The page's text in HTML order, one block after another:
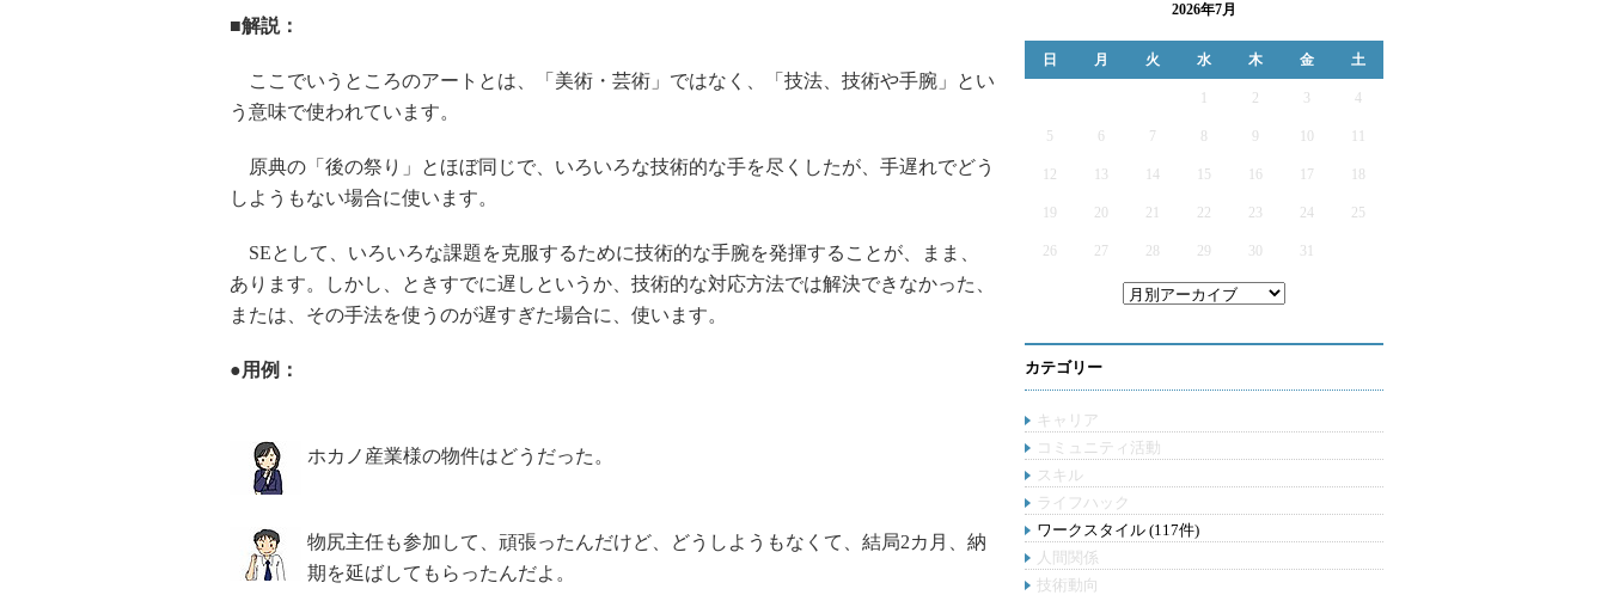
■解説：
ここでいうところのアートとは、「美術・芸術」ではなく、「技法、技術や手腕」とい
う意味で使われています。
原典の「後の祭り」とほぼ同じで、いろいろな技術的な手を尽くしたが、手遅れでどう
しようもない場合に使います。
SEとして、いろいろな課題を克服するために技術的な手腕を発揮することが、まま、
あります。しかし、ときすでに遅しというか、技術的な対応方法では解決できなかった、
または、その手法を使うのが遅すぎた場合に、使います。
●用例：
ホカノ産業様の物件はどうだった。
物尻主任も参加して、頑張ったんだけど、どうしようもなくて、結局2カ月、納
期を延ばしてもらったんだよ。
2026年7月
日 月 火 水 木 金 土
2 3 4
5 6 7 9
12 13 14 15 16 17
19 20 21 22 23 24 25
26 27 28 29 30 31
カテゴリー
キャリア
コミュニティ活動
スキル
ライフハック
ワークスタイル (117件)
人間関係
技術動向